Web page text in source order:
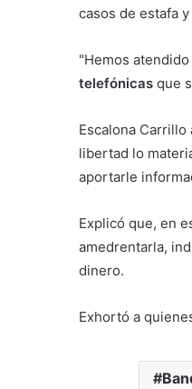
casos de estafa
"Hemos
telefónicas que
Escalona
libertad lo
aportarle
Explicó que, en
amedrentarla,
dinero.
Exhortó a